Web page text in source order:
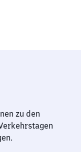
zu den